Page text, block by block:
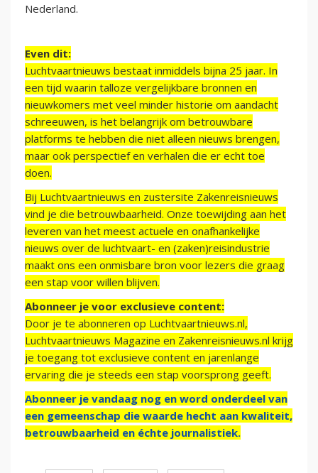
Nederland.
Even dit:
Luchtvaartnieuws bestaat inmiddels bijna 25 jaar. In
een tijd waarin talloze vergelijkbare bronnen en
nieuwkomers met veel minder historie om aandacht
schreeuwen, is het belangrijk om betrouwbare
platforms te hebben die niet alleen nieuws brengen,
maar ook perspectief en verhalen die er echt toe
doen.
Bij Luchtvaartnieuws en zustersite Zakenreisnieuws
vind je die betrouwbaarheid. Onze toewijding aan het
leveren van het meest actuele en onafhankelijke
nieuws over de luchtvaart- en (zaken)reisindustrie
maakt ons een onmisbare bron voor lezers die graag
een stap voor willen blijven.
Abonneer je voor exclusieve content:
Door je te abonneren op Luchtvaartnieuws.nl,
Luchtvaartnieuws Magazine en Zakenreisnieuws.nl krijg
je toegang tot exclusieve content en jarenlange
ervaring die je steeds een stap voorsprong geeft.
Abonneer je vandaag nog en word onderdeel van
een gemeenschap die waarde hecht aan kwaliteit,
betrouwbaarheid en échte journalistiek.